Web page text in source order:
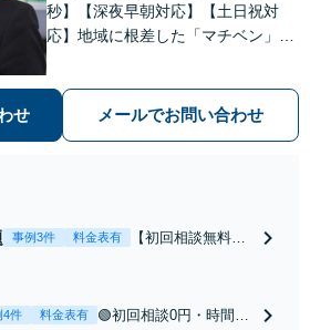
秒】【深夜早朝対応】【土日祝対
応】地域に根差した「マチベン」と
て出張相談も承ります。リーズナブ
ルな料金体系をご提供しています。
せ メールでお問い合わせ
事例3件 料金表有
【初回相談無料】
応】中高年離婚／
4件 料金表有
🟢初回相談0円・時間無